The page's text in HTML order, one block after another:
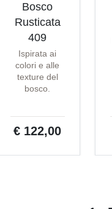
Bosco
Rusticata
409
Ispirata ai
colori e alle
texture del
bosco.
€ 122,00